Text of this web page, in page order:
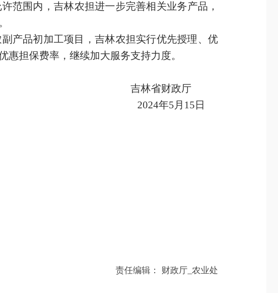
范围内， 吉林农担进一步完善相关业务产品 ，
副产品初加工项目，吉林农担实行优先授理、优
惠担保费率，继续加大服务支持力度。
吉林省财政厅
2024年5月 15 日
责任编辑： 财政厅_农业处